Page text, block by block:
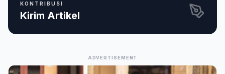
KONTRIBUSI
Kirim Artikel
ADVERTISEMENT